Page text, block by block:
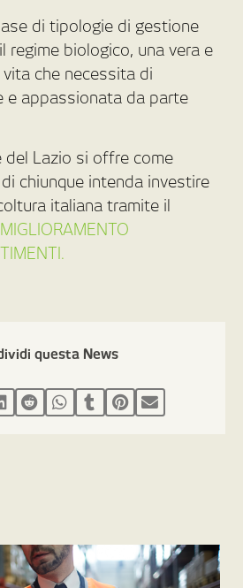
di tipologie di gestione
regime biologico, una vera e
che necessita di
e appassionata da parte
del Lazio si offre come
chiunque intenda investire
italiana tramite il
questa News